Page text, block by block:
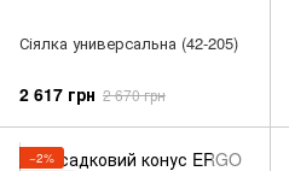
Сіялка универсальна (42-205)
2 617 грн 2 670 грн
−2%